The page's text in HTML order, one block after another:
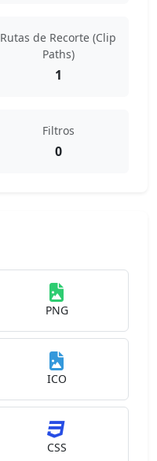
Rutas de Recorte (Clip
Paths)
1
Filtros
0
PNG
ICO
CSS